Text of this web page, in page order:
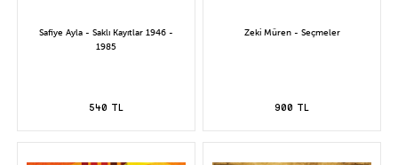
Safiye Ayla - Saklı Kayıtlar 1946 -
1985
540 TL
Zeki Müren - Seçmeler
900 TL